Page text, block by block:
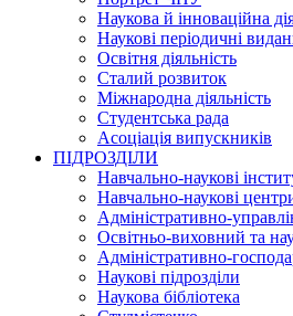
Наукова й інноваційна
Наукові періодичні
Освітня діяльність
Сталий розвиток
Міжнародна діяльність
Студентська рада
Асоціація випускників
ПІДРОЗДІЛИ
Навчально-наукові
Навчально-наукові
Адміністративно-
Освітньо-виховний та
Адміністративно-
Наукові підрозділи
Наукова бібліотека